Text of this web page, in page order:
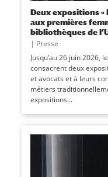
Deux expositions «
aux premières
bibliothèques de
| Presse
Jusqu’au 26 juin 2026,
consacrent deux
et avocats et à leurs
métiers
expositions...